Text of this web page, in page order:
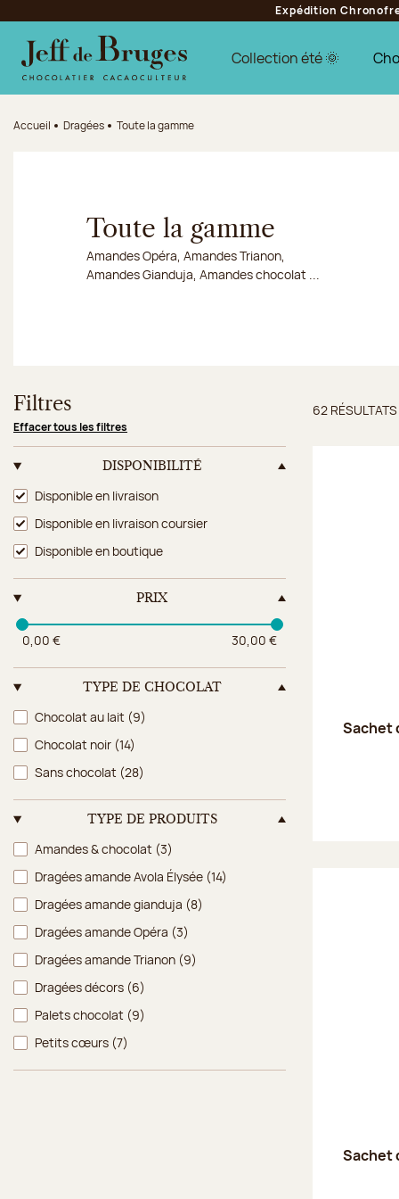
Aller au contenu principal
Aller au pied de page
Expédition
Collection été 🌞
Accueil Dragées Toute la gamme
Toute la gamme
Amandes Opéra, Amandes Trianon,
Amandes Gianduja, Amandes chocolat ...
Filtres
Effacer tous les filtres
DISPONIBILITÉ
Disponibilité
Disponible en livraison
Disponible en livraison coursier
Disponible en boutique
PRIX
0,00 € 30,00 €
TYPE DE CHOCOLAT
Type de chocolat
Chocolat au lait (9)
Chocolat noir (14)
Sans chocolat (28)
TYPE DE PRODUITS
Type de produits
Amandes & chocolat (3)
Dragées amande Avola Élysée (14)
Dragées amande gianduja (8)
Dragées amande Opéra (3)
Dragées amande Trianon (9)
Dragées décors (6)
Palets chocolat (9)
Petits cœurs (7)
62
Sachet
Sachet